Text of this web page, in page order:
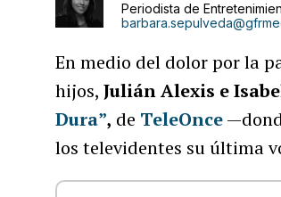
Periodista de
En medio del dolor por la
hijos,Julián Alexis e
Dura”, de TeleOnce
los televidentes su última